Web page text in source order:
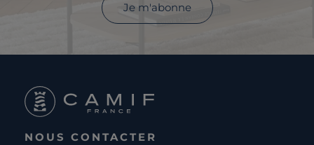
Je m'abonne
NOUS CONTACTER